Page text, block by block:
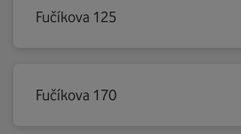
Fučíkova 125
Fučíkova 170